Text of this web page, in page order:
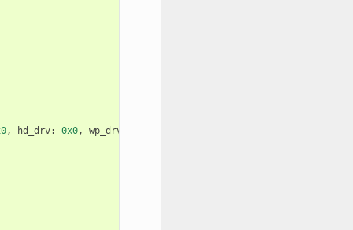
, hd_drv: 0x0, wp_drv